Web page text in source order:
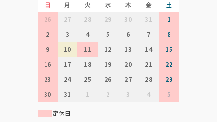
日 月 火 水 木 金
土
26
27 28 29 30 31
1
2
3 4 5 6 7
8
9
10 11 12 13 14
15
16
17 18 19 20 21
22
23
24 25 26 27 28
29
30
31 1 2 3 4 5
定休日